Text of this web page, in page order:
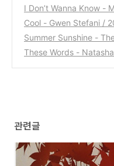
4
(0)
I Don’t Wanna Know -
Diddy / 2004
(0)
Cool - Gwen Stefani /
Summer Sunshine -
These Words -
관련글